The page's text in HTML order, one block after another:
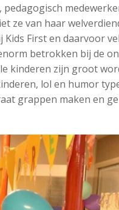
ze van haar
Kids First en daarvoor
betrokken bij de
kinderen zijn groot
lol en humor
grappen maken en